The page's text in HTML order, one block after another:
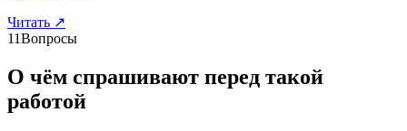
Читать ↗
11Вопросы
О чём спрашивают перед такой
работой